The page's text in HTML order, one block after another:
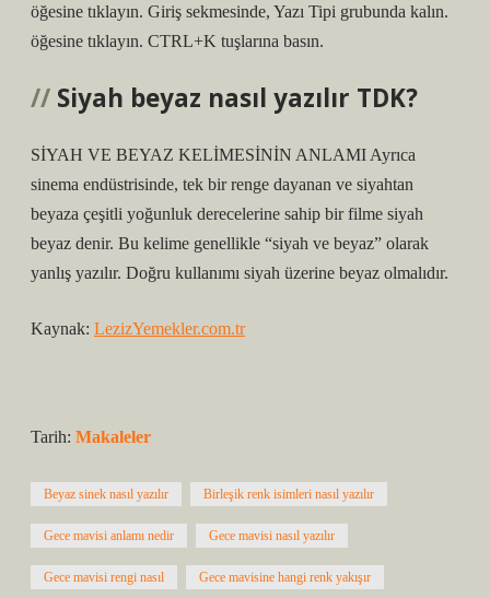
öğesine tıklayın. Giriş sekmesinde, Yazı Tipi grubunda kalın.
öğesine tıklayın. CTRL+K tuşlarına basın.
Siyah beyaz nasıl yazılır TDK?
SİYAH VE BEYAZ KELİMESİNİN ANLAMI Ayrıca
sinema endüstrisinde, tek bir renge dayanan ve siyahtan
beyaza çeşitli yoğunluk derecelerine sahip bir filme siyah
beyaz denir. Bu kelime genellikle “siyah ve beyaz” olarak
yanlış yazılır. Doğru kullanımı siyah üzerine beyaz olmalıdır.
Kaynak: LezizYemekler.com.tr
Tarih: Makaleler
Beyaz sinek nasıl yazılır Birleşik renk isimleri nasıl yazılır
Gece mavisi anlamı nedir Gece mavisi nasıl yazılır
Gece mavisi rengi nasıl Gece mavisine hangi renk yakışır